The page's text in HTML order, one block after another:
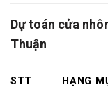
Dự toán cửa
Thuận
STT HẠNG